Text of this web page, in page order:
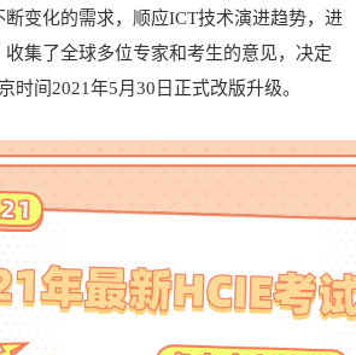
变化的需求，顺应ICT技术演进趋势，进
集了全球多位专家和考生的意见，决定
时间2021年5月30日正式改版升级。